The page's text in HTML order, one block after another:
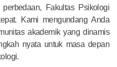
Fakultas Psikologi
Kami mengundang Anda
akademik yang dinamis
nyata untuk masa depan